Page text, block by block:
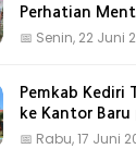
Perhatian
📅 Senin, 22 Juni
Pemkab Kediri
ke Kantor
📅 Rabu, 17 Juni